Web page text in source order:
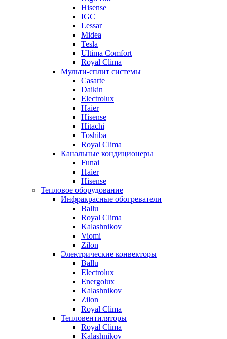
Hisense
IGC
Lessar
Midea
Tesla
Ultima Comfort
Royal Clima
Мульти-сплит системы
Casarte
Daikin
Electrolux
Haier
Hisense
Hitachi
Toshiba
Royal Clima
Канальные кондиционеры
Funai
Haier
Hisense
Тепловое оборудование
Инфракрасные обогреватели
Ballu
Royal Clima
Kalashnikov
Viomi
Zilon
Электрические конвекторы
Ballu
Electrolux
Energolux
Kalashnikov
Zilon
Royal Clima
Тепловентиляторы
Royal Clima
Kalashnikov